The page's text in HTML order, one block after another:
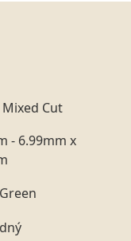
Cut
- 6.99mm x